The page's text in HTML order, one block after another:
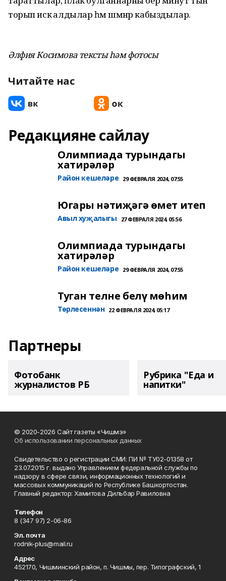
торып искә алдылар һәм шәмнәр кабыздылар.
Әлфия Косимова тексты һәм фотосы
Читайте нас
Редакцияне сайлау
Олимпиада турындагы
хатирәләр
Район кешеләре 29 ФЕВРАЛЯ 2024, 07:55
Югары нәтиҗәгә өмет итеп
Авыл хуҗалыгы 27 ФЕВРАЛЯ 2024, 05:56
Олимпиада турындагы
хатирәләр
Район кешеләре 29 ФЕВРАЛЯ 2024, 07:55
Туган телне белү мөһим
Төрлесеннән 22 ФЕВРАЛЯ 2024, 05:17
Партнеры
Фотобанк
журналистов РБ
Рубрика "Еда и
напитки"
© 2020-2026 Сайт газеты «Чишмэ»
Об использовании персональных данных
Свидетельство о регистрации СМИ: ПИ № ТУ02-01358 от
23.07.2015 г. выдано Управлением федеральной службы по
надзору в сфере связи, информационных технологий и
массовых коммуникаций по Республике Башкортостан.
Главный редактор: Хамитова Дильбар Равиловна
Телефон
8 (347 97) 2-06-86
Эл. почта
rodnik-plus@mail.ru
Адрес
452170, Чишминский район, п. Чишмы, пер. Типографский, 1